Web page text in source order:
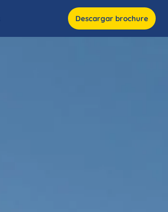
Descargar brochure